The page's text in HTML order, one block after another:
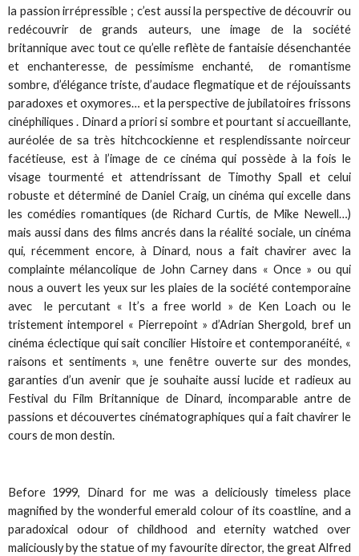
la passion irrépressible ; c’est aussi la perspective de découvrir ou
redécouvrir de grands auteurs, une image de la société
britannique avec tout ce qu’elle reflète de fantaisie désenchantée
et enchanteresse, de pessimisme enchanté, de romantisme
sombre, d’élégance triste, d’audace flegmatique et de réjouissants
paradoxes et oxymores… et la perspective de jubilatoires frissons
cinéphiliques . Dinard a priori si sombre et pourtant si accueillante,
auréolée de sa très hitchcockienne et resplendissante noirceur
facétieuse, est à l’image de ce cinéma qui possède à la fois le
visage tourmenté et attendrissant de Timothy Spall et celui
robuste et déterminé de Daniel Craig, un cinéma qui excelle dans
les comédies romantiques (de Richard Curtis, de Mike Newell…)
mais aussi dans des films ancrés dans la réalité sociale, un cinéma
qui, récemment encore, à Dinard, nous a fait chavirer avec la
complainte mélancolique de John Carney dans « Once » ou qui
nous a ouvert les yeux sur les plaies de la société contemporaine
avec le percutant « It’s a free world » de Ken Loach ou le
tristement intemporel « Pierrepoint » d’Adrian Shergold, bref un
cinéma éclectique qui sait concilier Histoire et contemporanéité, «
raisons et sentiments », une fenêtre ouverte sur des mondes,
garanties d’un avenir que je souhaite aussi lucide et radieux au
Festival du Film Britannique de Dinard, incomparable antre de
passions et découvertes cinématographiques qui a fait chavirer le
cours de mon destin.
Before 1999, Dinard for me was a deliciously timeless place
magnified by the wonderful emerald colour of its coastline, and a
paradoxical odour of childhood and eternity watched over
maliciously by the statue of my favourite director, the great Alfred